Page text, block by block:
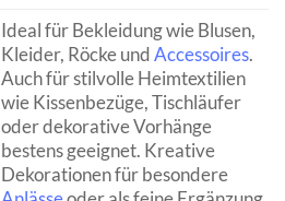
Ideal für Bekleidung wie Blusen,
Kleider, Röcke undAccessoires.
Auch für stilvolle Heimtextilien
wie Kissenbezüge, Tischläufer
oder dekorative Vorhänge
bestens geeignet. Kreative
Dekorationen für besondere